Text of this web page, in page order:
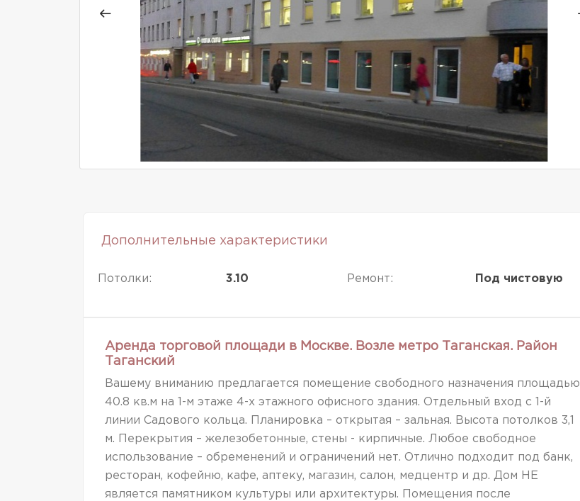
Дополнительные характеристики
Потолки: 3.10 Ремонт: Под чистовую
Аренда торговой площади в Москве. Возле метро Таганская. Район
Таганский
Вашему вниманию предлагается помещение свободного назначения площадью
40.8 кв.м на 1-м этаже 4-х этажного офисного здания. Отдельный вход с 1-й
линии Садового кольца. Планировка – открытая – зальная. Высота потолков 3,1
м. Перекрытия – железобетонные, стены - кирпичные. Любое свободное
использование – обременений и ограничений нет. Отлично подходит под банк,
ресторан, кофейню, кафе, аптеку, магазин, салон, медцентр и др. Дом НЕ
является памятником культуры или архитектуры. Помещения после